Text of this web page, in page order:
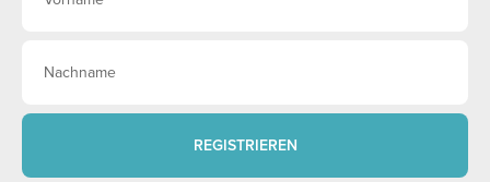
REGISTRIEREN